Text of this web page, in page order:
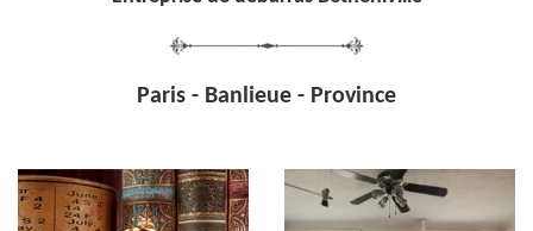
Paris - Banlieue - Province